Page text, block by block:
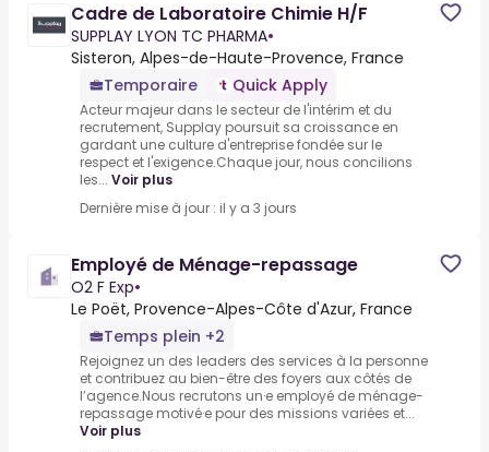
Cadre de Laboratoire Chimie H/F
SUPPLAY LYON TC PHARMA•
Sisteron, Alpes-de-Haute-Provence, France
Temporaire
Quick Apply
Acteur majeur dans le secteur de l'intérim et du
recrutement, Supplay poursuit sa croissance en
gardant une culture d'entreprise fondée sur le
respect et l'exigence.Chaque jour, nous concilions
les... Voir plus
Dernière mise à jour : il y a 3 jours
Employé de Ménage-repassage
O2 F Exp•
Le Poët, Provence-Alpes-Côte d'Azur, France
Temps plein +2
Rejoignez un des leaders des services à la personne
et contribuez au bien-être des foyers aux côtés de
l’agence.Nous recrutons un·e employé de ménage-
repassage motivé·e pour des missions variées et...
Voir plus